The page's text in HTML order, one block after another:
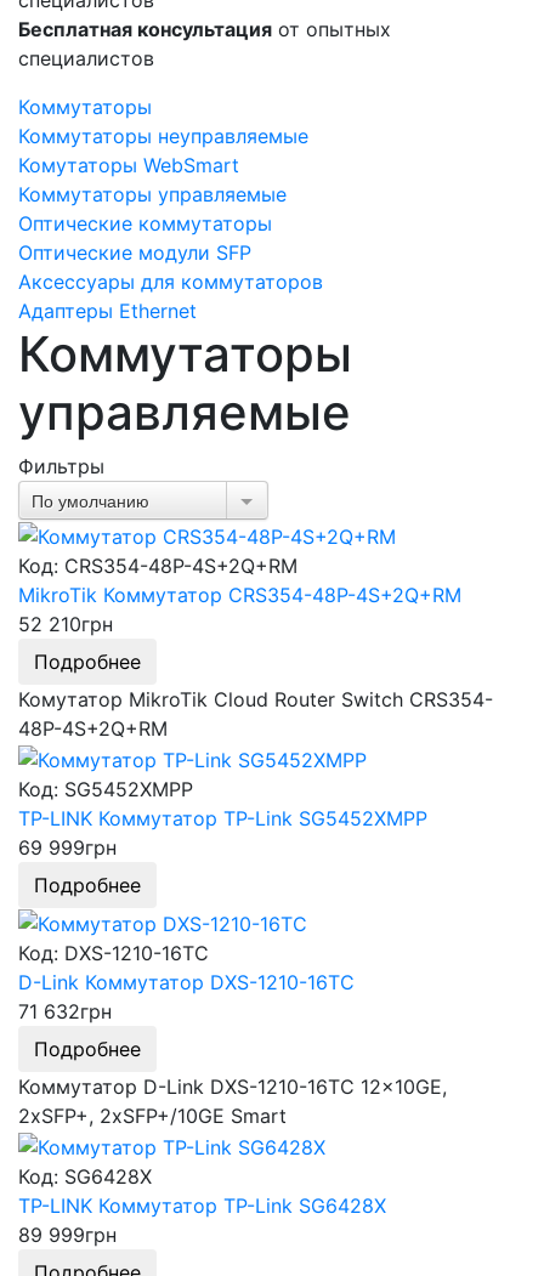
Бесплатная консультация от опытных
специалистов
Коммутаторы
Коммутаторы неуправляемые
Комутаторы WebSmart
Коммутаторы управляемые
Оптические коммутаторы
Оптические модули SFP
Аксессуары для коммутаторов
Адаптеры Ethernet
Коммутаторы
управляемые
Фильтры
По умолчанию
Код: CRS354-48P-4S+2Q+RM
MikroTik Коммутатор CRS354-48P-4S+2Q+RM
52 210грн
Подробнее
Комутатор MikroTik Cloud Router Switch CRS354-
48P-4S+2Q+RM
Код: SG5452XMPP
TP-LINK Коммутатор TP-Link SG5452XMPP
69 999грн
Подробнее
Код: DXS-1210-16TC
D-Link Коммутатор DXS-1210-16TC
71 632грн
Подробнее
Коммутатор D-Link DXS-1210-16TC 12x10GE,
2xSFP+, 2xSFP+/10GE Smart
Код: SG6428X
TP-LINK Коммутатор TP-Link SG6428X
89 999грн